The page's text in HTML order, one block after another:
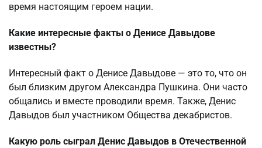
время настоящим героем нации.
Какие интересные факты о Денисе Давыдове
известны?
Интересный факт о Денисе Давыдове — это то, что он
был близким другом Александра Пушкина. Они часто
общались и вместе проводили время. Также, Денис
Давыдов был участником Общества декабристов.
Какую роль сыграл Денис Давыдов в Отечественной